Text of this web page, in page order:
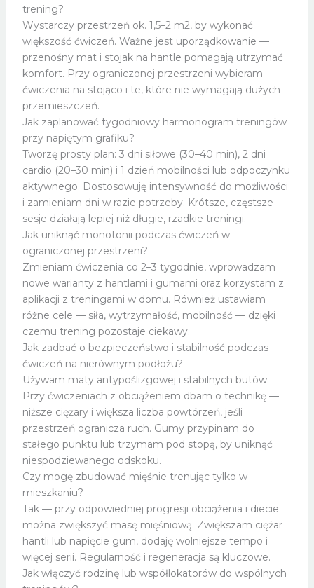
trening?
Wystarczy przestrzeń ok. 1,5–2 m2, by wykonać
większość ćwiczeń. Ważne jest uporządkowanie —
przenośny mat i stojak na hantle pomagają utrzymać
komfort. Przy ograniczonej przestrzeni wybieram
ćwiczenia na stojąco i te, które nie wymagają dużych
przemieszczeń.
Jak zaplanować tygodniowy harmonogram treningów
przy napiętym grafiku?
Tworzę prosty plan: 3 dni siłowe (30–40 min), 2 dni
cardio (20–30 min) i 1 dzień mobilności lub odpoczynku
aktywnego. Dostosowuję intensywność do możliwości
i zamieniam dni w razie potrzeby. Krótsze, częstsze
sesje działają lepiej niż długie, rzadkie treningi.
Jak uniknąć monotonii podczas ćwiczeń w
ograniczonej przestrzeni?
Zmieniam ćwiczenia co 2–3 tygodnie, wprowadzam
nowe warianty z hantlami i gumami oraz korzystam z
aplikacji z treningami w domu. Również ustawiam
różne cele — siła, wytrzymałość, mobilność — dzięki
czemu trening pozostaje ciekawy.
Jak zadbać o bezpieczeństwo i stabilność podczas
ćwiczeń na nierównym podłożu?
Używam maty antypoślizgowej i stabilnych butów.
Przy ćwiczeniach z obciążeniem dbam o technikę —
niższe ciężary i większa liczba powtórzeń, jeśli
przestrzeń ogranicza ruch. Gumy przypinam do
stałego punktu lub trzymam pod stopą, by uniknąć
niespodziewanego odskoku.
Czy mogę zbudować mięśnie trenując tylko w
mieszkaniu?
Tak — przy odpowiedniej progresji obciążenia i diecie
można zwiększyć masę mięśniową. Zwiększam ciężar
hantli lub napięcie gum, dodaję wolniejsze tempo i
więcej serii. Regularność i regeneracja są kluczowe.
Jak włączyć rodzinę lub współlokatorów do wspólnych